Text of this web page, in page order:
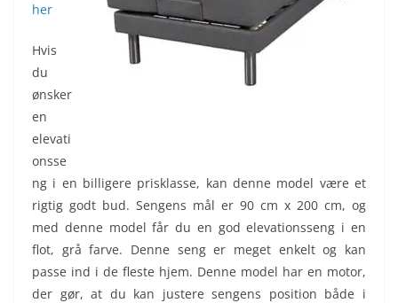
her
Hvis
du
ønsker
en
elevati
onsse
ng i en billigere prisklasse, kan denne model være et
rigtig godt bud. Sengens mål er 90 cm x 200 cm, og
med denne model får du en god elevationsseng i en
flot, grå farve. Denne seng er meget enkelt og kan
passe ind i de fleste hjem. Denne model har en motor,
der gør, at du kan justere sengens position både i